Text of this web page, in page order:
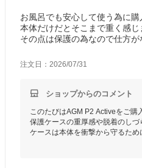
お風呂でも安心して使う為に
本体だけだとそこまで重く感
その点は保護の為なので仕方
ットアームスタンドに嵌めれ
た。
す。
注文日：2026/07/31
ショップからのコメント
このたびはAGM P2 Activeをご購
保護ケースの重厚感や脱着のしづ
ケースは本体を衝撃から守るた